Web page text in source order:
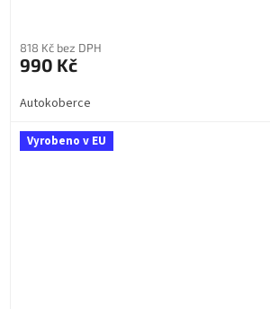
818 Kč bez DPH
990 Kč
Autokoberce
Vyrobeno v EU